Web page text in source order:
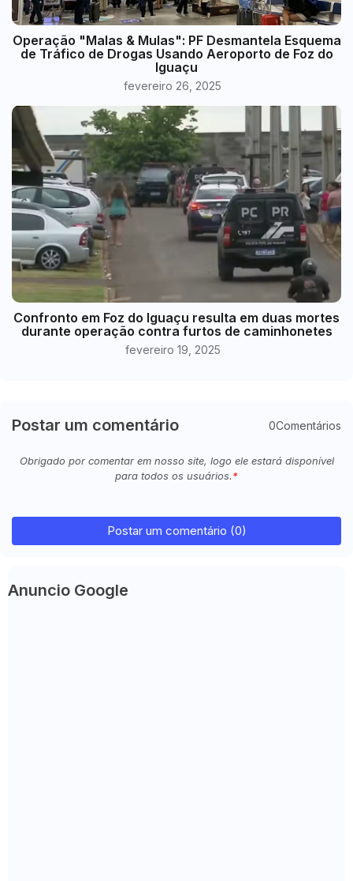
Operação "Malas & Mulas": PF Desmantela Esquema
de Tráfico de Drogas Usando Aeroporto de Foz do
Iguaçu
fevereiro 26, 2025
Confronto em Foz do Iguaçu resulta em duas mortes
durante operação contra furtos de caminhonetes
fevereiro 19, 2025
Postar um comentário 0Comentários
Obrigado por comentar em nosso site, logo ele estará disponível
para todos os usuários.
Postar um comentário (0)
Anuncio Google